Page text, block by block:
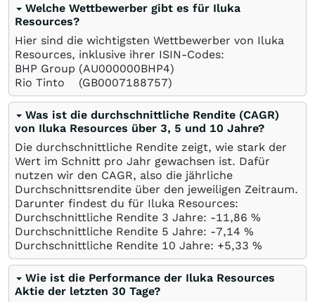
Welche Wettbewerber gibt es für Iluka
Resources?
Hier sind die wichtigsten Wettbewerber von Iluka
Resources, inklusive ihrer ISIN-Codes:
BHP Group (AU000000BHP4)
Rio Tinto
(GB0007188757)
Was ist die durchschnittliche Rendite (CAGR)
von Iluka Resources über 3, 5 und 10 Jahre?
Die durchschnittliche Rendite zeigt, wie stark der
Wert im Schnitt pro Jahr gewachsen ist. Dafür
nutzen wir den CAGR, also die jährliche
Durchschnittsrendite über den jeweiligen Zeitraum.
Darunter findest du für Iluka Resources:
Durchschnittliche Rendite 3 Jahre: -11,86 %
Durchschnittliche Rendite 5 Jahre: -7,14 %
Durchschnittliche Rendite 10 Jahre: +5,33 %
Wie ist die Performance der Iluka Resources
Aktie der letzten 30 Tage?